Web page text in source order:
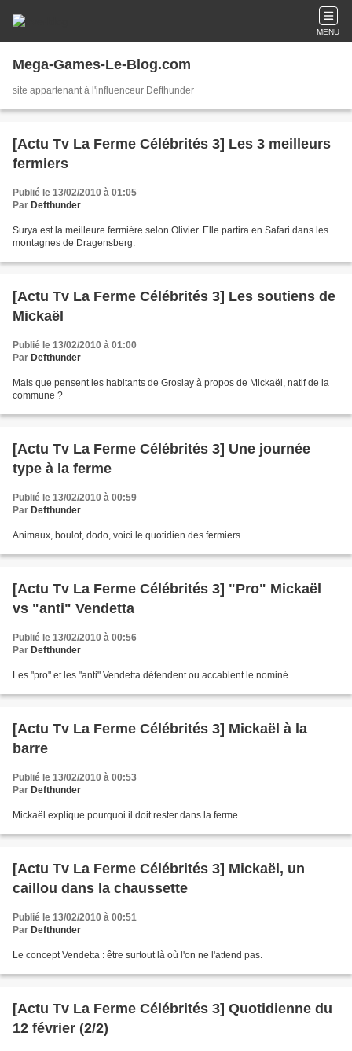
MENU
Mega-Games-Le-Blog.com
site appartenant à l'influenceur Defthunder
[Actu Tv La Ferme Célébrités 3] Les 3 meilleurs
fermiers
Publié le 13/02/2010 à 01:05
Par Defthunder
Surya est la meilleure fermiére selon Olivier. Elle partira en Safari dans les
montagnes de Dragensberg.
[Actu Tv La Ferme Célébrités 3] Les soutiens de
Mickaël
Publié le 13/02/2010 à 01:00
Par Defthunder
Mais que pensent les habitants de Groslay à propos de Mickaël, natif de la
commune ?
[Actu Tv La Ferme Célébrités 3] Une journée
type à la ferme
Publié le 13/02/2010 à 00:59
Par Defthunder
Animaux, boulot, dodo, voici le quotidien des fermiers.
[Actu Tv La Ferme Célébrités 3] "Pro" Mickaël
vs "anti" Vendetta
Publié le 13/02/2010 à 00:56
Par Defthunder
Les "pro" et les "anti" Vendetta défendent ou accablent le nominé.
[Actu Tv La Ferme Célébrités 3] Mickaël à la
barre
Publié le 13/02/2010 à 00:53
Par Defthunder
Mickaël explique pourquoi il doit rester dans la ferme.
[Actu Tv La Ferme Célébrités 3] Mickaël, un
caillou dans la chaussette
Publié le 13/02/2010 à 00:51
Par Defthunder
Le concept Vendetta : être surtout là où l'on ne l'attend pas.
[Actu Tv La Ferme Célébrités 3] Quotidienne du
12 février (2/2)